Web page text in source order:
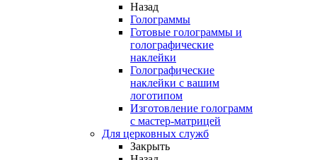
Назад
Голограммы
Готовые голограммы и
голографические
наклейки
Голографические
наклейки с вашим
логотипом
Изготовление голограмм
с мастер-матрицей
Для церковных служб
Закрыть